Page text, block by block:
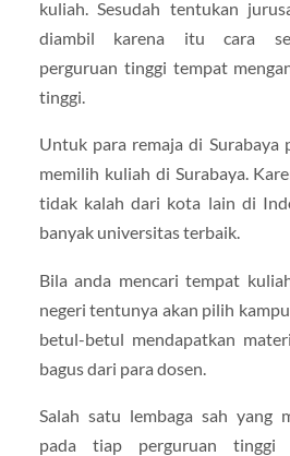
kuliah. Sesudah tentukan
diambil karena itu cara
perguruan tinggi tempat
tinggi.
Untuk para remaja di Surabaya
memilih kuliah di Surabaya.
tidak kalah dari kota lain di
banyak universitas terbaik.
Bila anda mencari tempat
negeri tentunya akan pilih
betul-betul mendapatkan
bagus dari para dosen.
Salah satu lembaga sah yang
pada tiap perguruan tinggi